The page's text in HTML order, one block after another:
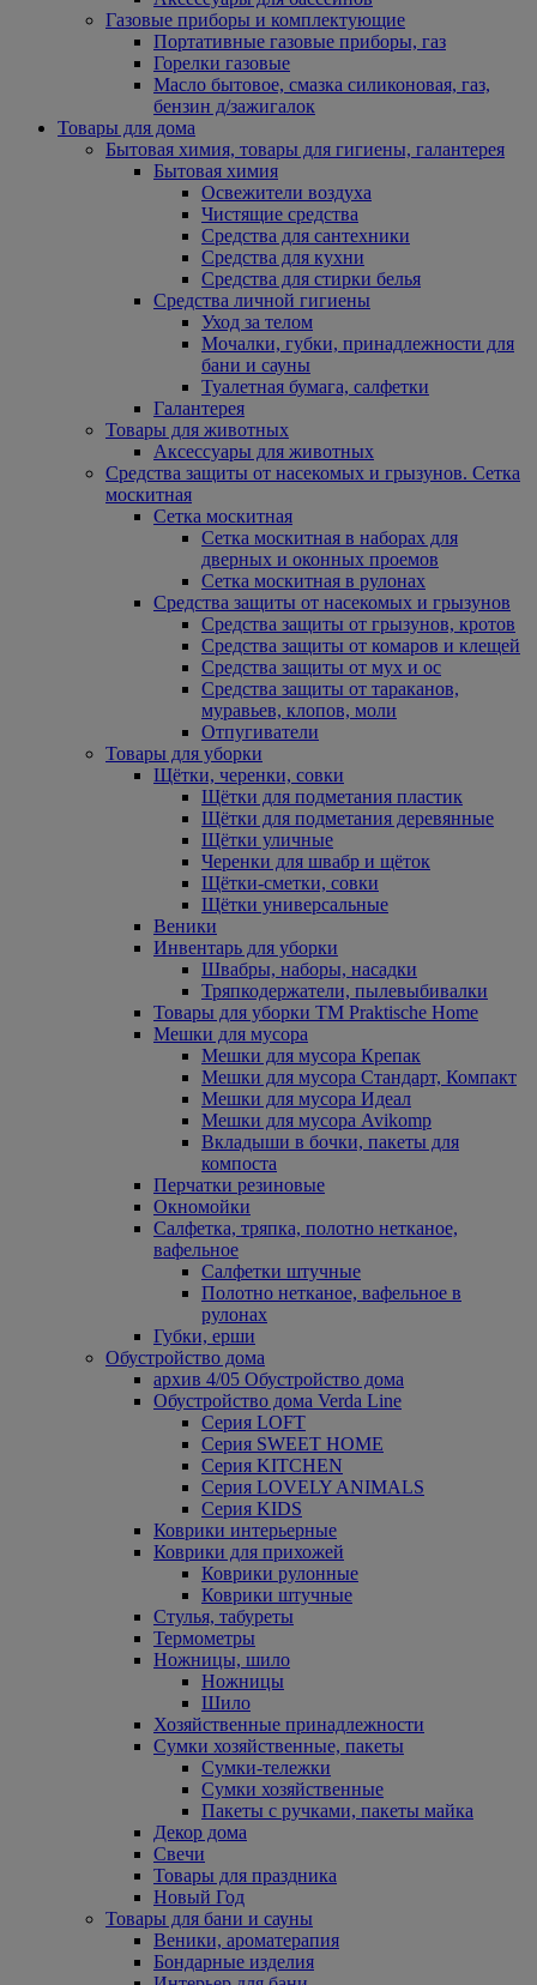
Газовые приборы и комплектующие
Портативные газовые приборы, газ
Горелки газовые
Масло бытовое, смазка силиконовая, газ,
бензин д/зажигалок
Товары для дома
Бытовая химия, товары для гигиены, галантерея
Бытовая химия
Освежители воздуха
Чистящие средства
Средства для сантехники
Средства для кухни
Средства для стирки белья
Средства личной гигиены
Уход за телом
Мочалки, губки, принадлежности для
бани и сауны
Туалетная бумага, салфетки
Галантерея
Товары для животных
Аксессуары для животных
Средства защиты от насекомых и грызунов. Сетка
москитная
Сетка москитная
Сетка москитная в наборах для
дверных и оконных проемов
Сетка москитная в рулонах
Средства защиты от насекомых и грызунов
Средства защиты от грызунов, кротов
Средства защиты от комаров и клещей
Средства защиты от мух и ос
Средства защиты от тараканов,
муравьев, клопов, моли
Отпугиватели
Товары для уборки
Щётки, черенки, совки
Щётки для подметания пластик
Щётки для подметания деревянные
Щётки уличные
Черенки для швабр и щёток
Щётки-сметки, совки
Щётки универсальные
Веники
Инвентарь для уборки
Швабры, наборы, насадки
Тряпкодержатели, пылевыбивалки
Товары для уборки ТМ Praktische Home
Мешки для мусора
Мешки для мусора Крепак
Мешки для мусора Стандарт, Компакт
Мешки для мусора Идеал
Мешки для мусора Avikomp
Вкладыши в бочки, пакеты для
компоста
Перчатки резиновые
Окномойки
Салфетка, тряпка, полотно нетканое,
вафельное
Салфетки штучные
Полотно нетканое, вафельное в
рулонах
Губки, ерши
Обустройство дома
архив 4/05 Обустройство дома
Обустройство дома Verda Line
Серия LOFT
Серия SWEET HOME
Серия KITCHEN
Серия LOVELY ANIMALS
Серия KIDS
Коврики интерьерные
Коврики для прихожей
Коврики рулонные
Коврики штучные
Стулья, табуреты
Термометры
Ножницы, шило
Ножницы
Шило
Хозяйственные принадлежности
Сумки хозяйственные, пакеты
Сумки-тележки
Сумки хозяйственные
Пакеты с ручками, пакеты майка
Декор дома
Свечи
Товары для праздника
Новый Год
Товары для бани и сауны
Веники, ароматерапия
Бондарные изделия